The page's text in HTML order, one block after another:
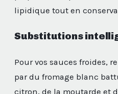
lipidique tout en
Substitutions
Pour vos sauces froides,
par du fromage blanc
citron, de la moutarde et